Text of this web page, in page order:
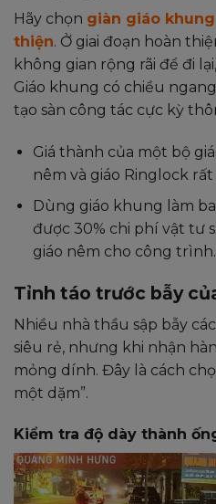
Hãy chọn giàn giáo
thiện. Ở giai đoạn hoàn
không gian rộng rãi để đi
Giáo khung có chiều
tạo sàn công tác cực kỳ
Giá thành của một bộ
nêm và giáo Ringlock
Dùng giáo khung làm
được 30% chi phí vật tư
giáo nêm cho công trình.
Tỉnh táo trước bẫy
Nhiều nhà thầu sập bẫy
siêu rẻ, nhưng khi nhận
mỏng dính. Đây là cách
một dặm”.
Kiểm tra độ dày thành